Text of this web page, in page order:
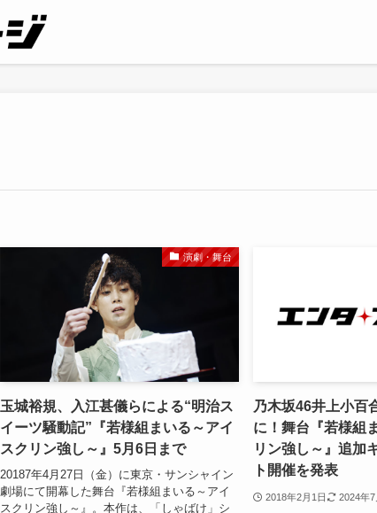
演劇・舞台
玉城裕規、入江甚儀らによる“明治ス
イーツ騒動記”『若様組まいる～アイ
スクリン強し～』5月6日まで
20187年4月27日（金）に東京・サンシャイン
劇場にて開幕した舞台『若様組まいる～アイ
スクリン強し～』。本作は、「しゃばけ」シ
乃木坂46井上小百
に！舞台『若様組
リン強し～』追加
ト開催を発表
2018年2月1日 2024年7